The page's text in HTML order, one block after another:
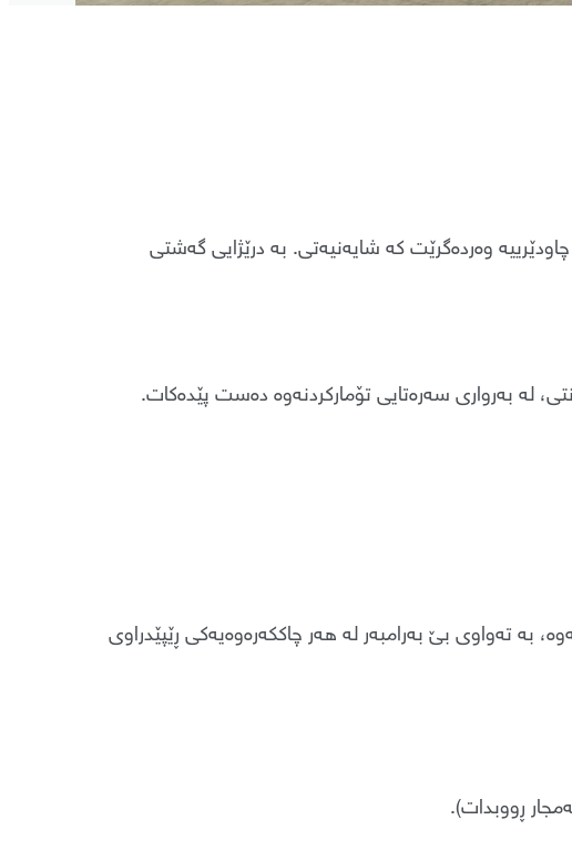
وەردەگرێت کە شایەنیەتی. بە درێژایی گەشتی
تەواوی بێ بەرامبەر لە هەر چاککەرەوەیەکی ڕێپێدراوی